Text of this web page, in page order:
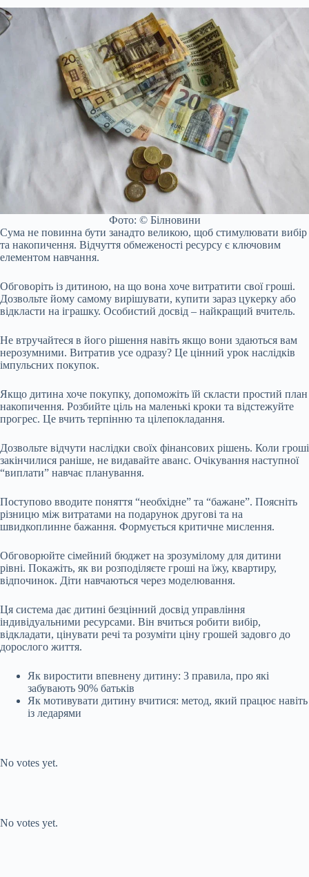
Фото: © Білновини
Сума не повинна бути занадто великою, щоб стимулювати вибір
та накопичення. Відчуття обмеженості ресурсу є ключовим
елементом навчання.
Обговоріть із дитиною, на що вона хоче витратити свої гроші.
Дозвольте йому самому вирішувати, купити зараз цукерку або
відкласти на іграшку. Особистий досвід – найкращий вчитель.
Не втручайтеся в його рішення навіть якщо вони здаються вам
нерозумними. Витратив усе одразу? Це цінний урок наслідків
імпульсних покупок.
Якщо дитина хоче покупку, допоможіть їй скласти простий план
накопичення. Розбийте ціль на маленькі кроки та відстежуйте
прогрес. Це вчить терпінню та цілепокладання.
Дозвольте відчути наслідки своїх фінансових рішень. Коли гроші
закінчилися раніше, не видавайте аванс. Очікування наступної
“виплати” навчає планування.
Поступово вводите поняття “необхідне” та “бажане”. Поясніть
різницю між витратами на подарунок другові та на
швидкоплинне бажання. Формується критичне мислення.
Обговорюйте сімейний бюджет на зрозумілому для дитини
рівні. Покажіть, як ви розподіляєте гроші на їжу, квартиру,
відпочинок. Діти навчаються через моделювання.
Ця система дає дитині безцінний досвід управління
індивідуальними ресурсами. Він вчиться робити вибір,
відкладати, цінувати речі та розуміти ціну грошей задовго до
дорослого життя.
Як виростити впевнену дитину: 3 правила, про які
забувають 90% батьків
Як мотивувати дитину вчитися: метод, який працює навіть
із ледарями
No votes yet.
No votes yet.